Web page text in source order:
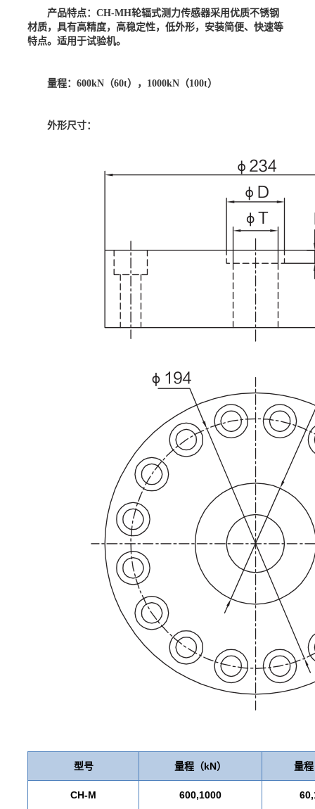
产品特点： CH-MH轮辐式测力传感器采用优质不锈钢
材质，具有高精度，高稳定性，低外形，安装简便、快速等
特点。适用于试验机。
量程： 600kN（60t），1000kN（100t）
外形尺寸：
型号 量程（kN） 量
CH-M 600,1000